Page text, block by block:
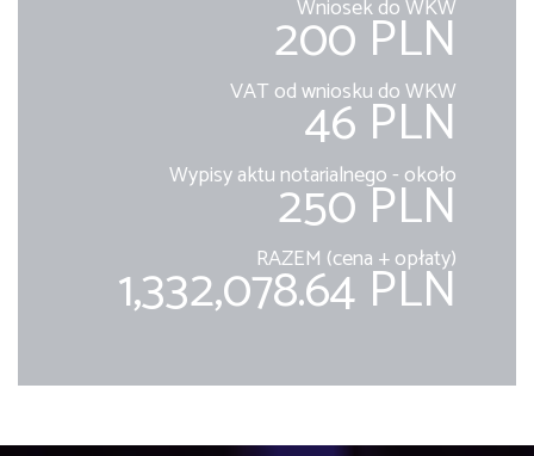
Wniosek do WKW
200 PLN
VAT od wniosku do WKW
46 PLN
Wypisy aktu notarialnego - około
250 PLN
RAZEM (cena + opłaty)
1,332,078.64 PLN